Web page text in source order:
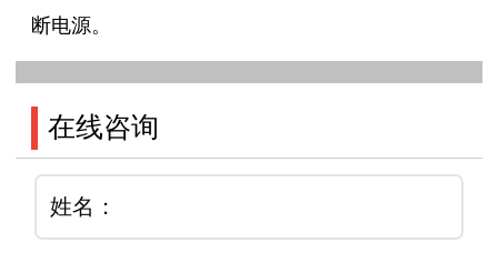
断电源。
在线咨询
姓名：